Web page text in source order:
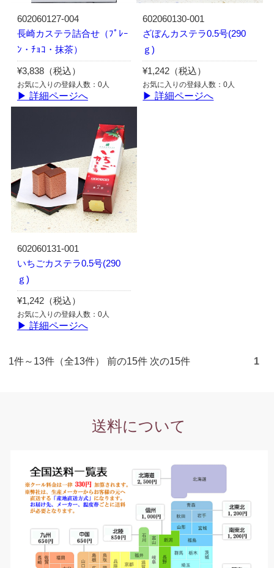
602060127-004
長崎カステラ詰合せ（ﾌﾟﾚｰ
ﾝ・ﾁｮｺ・抹茶）
¥3,838（税込）
お気に入りの登録人数：0人
▶ 詳細ページへ
602060130-001
ざぼんカステラ0.5号(290
ｇ)
¥1,242（税込）
お気に入りの登録人数：0人
▶ 詳細ページへ
602060131-001
いちごカステラ0.5号(290
ｇ)
¥1,242（税込）
お気に入りの登録人数：0人
▶ 詳細ページへ
1件～13件（全13件） 前の15件 次の15件 1
送料について